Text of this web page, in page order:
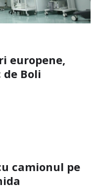
europene,
Boli
camionul pe